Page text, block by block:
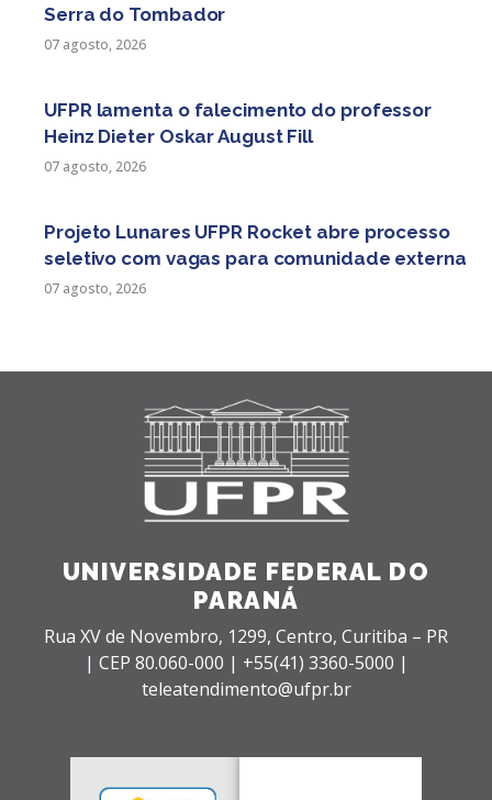
Serra do Tombador
07 agosto, 2026
UFPR lamenta o falecimento do professor
Heinz Dieter Oskar August Fill
07 agosto, 2026
Projeto Lunares UFPR Rocket abre processo
seletivo com vagas para comunidade externa
07 agosto, 2026
UNIVERSIDADE FEDERAL DO
PARANÁ
Rua XV de Novembro, 1299, Centro, Curitiba – PR
| CEP 80.060-000 | +55(41) 3360-5000 |
teleatendimento@ufpr.br